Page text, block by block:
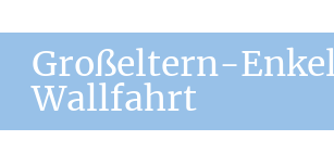
Großeltern-
Wallfahrt